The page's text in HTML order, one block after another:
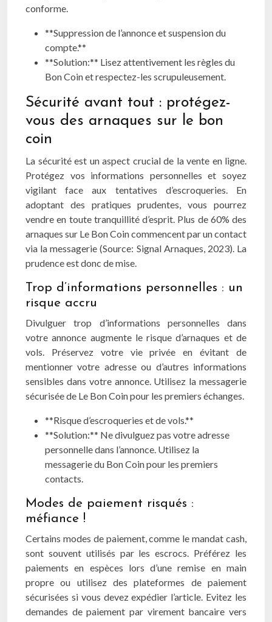
conforme.
**Suppression de l’annonce et suspension du
compte.**
**Solution:** Lisez attentivement les règles du
Bon Coin et respectez-les scrupuleusement.
Sécurité avant tout : protégez-
vous des arnaques sur le bon
coin
La sécurité est un aspect crucial de la vente en ligne.
Protégez vos informations personnelles et soyez
vigilant face aux tentatives d’escroqueries. En
adoptant des pratiques prudentes, vous pourrez
vendre en toute tranquillité d’esprit. Plus de 60% des
arnaques sur Le Bon Coin commencent par un contact
via la messagerie (Source: Signal Arnaques, 2023). La
prudence est donc de mise.
Trop d’informations personnelles : un
risque accru
Divulguer trop d’informations personnelles dans
votre annonce augmente le risque d’arnaques et de
vols. Préservez votre vie privée en évitant de
mentionner votre adresse ou d’autres informations
sensibles dans votre annonce. Utilisez la messagerie
sécurisée de Le Bon Coin pour les premiers échanges.
**Risque d’escroqueries et de vols.**
**Solution:** Ne divulguez pas votre adresse
personnelle dans l’annonce. Utilisez la
messagerie du Bon Coin pour les premiers
contacts.
Modes de paiement risqués :
méfiance !
Certains modes de paiement, comme le mandat cash,
sont souvent utilisés par les escrocs. Préférez les
paiements en espèces lors d’une remise en main
propre ou utilisez des plateformes de paiement
sécurisées si vous devez expédier l’article. Evitez les
demandes de paiement par virement bancaire vers